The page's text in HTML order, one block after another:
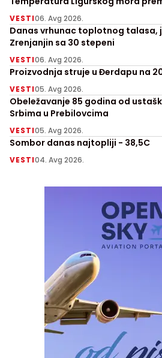
VESTI06. Avg 2026.
Danas vrhunac toplotnog talasa,
Zrenjanjin sa 30 stepeni
VESTI06. Avg 2026.
Proizvodnja struje u Đerdapu na
VESTI05. Avg 2026.
Obeležavanje 85 godina od
Srbima u Prebilovcima
VESTI05. Avg 2026.
Sombor danas najtopliji - 38,5C
VESTI04. Avg 2026.